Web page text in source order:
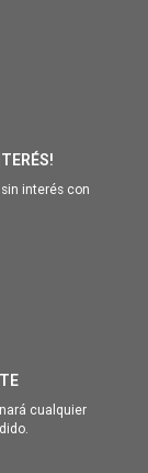
interés con
cualquier